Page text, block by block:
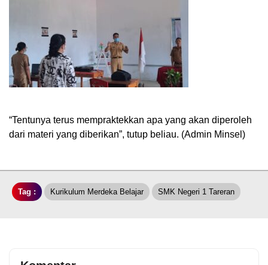
“Tentunya terus mempraktekkan apa yang akan diperoleh
dari materi yang diberikan”, tutup beliau. (Admin Minsel)
Tag : Kurikulum Merdeka Belajar SMK Negeri 1 Tareran